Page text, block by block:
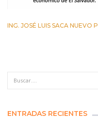
ING. JOSÉ LUIS SACA NUEVO P
ENTRADAS RECIENTES